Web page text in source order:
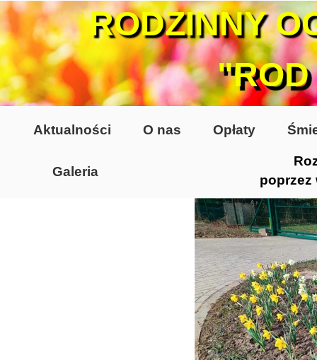
poprzez
Galeria
Lata 70-te, lata 80-te
Altany lata 70-te, 80-te
Dzień Działkowca 2005
Dzień Działkowca 2006
Dzień Działkowca 2012
Aktualności O nas Opłaty
RODZINNY